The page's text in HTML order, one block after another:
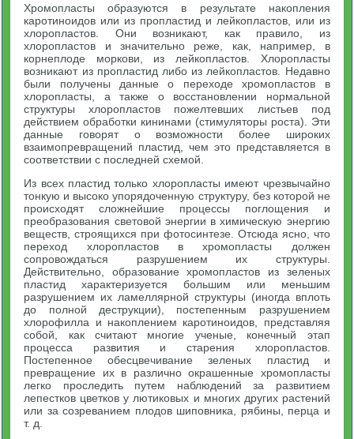
Хромопласты образуются в результате накопления
каротиноидов или из пропластид и лейкопластов, или из
хлоропластов. Они возникают, как правило, из
хлоропластов и значительно реже, как, например, в
корнеплоде моркови, из лейкопластов. Хлоропласты
возникают из пропластид либо из лейкопластов. Недавно
были получены данные о переходе хромопластов в
хлоропласты, а также о восстановлении нормальной
структуры хлоропластов пожелтевших листьев под
действием обработки кининами (стимуляторы роста). Эти
данные говорят о возможности более широких
взаимопревращений пластид, чем это представляется в
соответствии с последней схемой.
Из всех пластид только хлоропласты имеют чрезвычайно
тонкую и высоко упорядоченную структуру, без которой не
происходят сложнейшие процессы поглощения и
преобразования световой энергии в химическую энергию
веществ, строящихся при фотосинтезе. Отсюда ясно, что
переход хлоропластов в хромопласты должен
сопровождаться разрушением их структуры.
Действительно, образование хромопластов из зеленых
пластид характеризуется большим или меньшим
разрушением их ламеллярной структуры (иногда вплоть
до полной деструкции), постепенным разрушением
хлорофилла и накоплением каротиноидов, представляя
собой, как считают многие ученые, конечный этап
процесса развития и старения хлоропластов.
Постепенное обесцвечивание зеленых пластид и
превращение их в различно окрашенные хромопласты
легко проследить путем наблюдений за развитием
лепестков цветков у лютиковых и многих других растений
или за созреванием плодов шиповника, рябины, перца и
т. д.